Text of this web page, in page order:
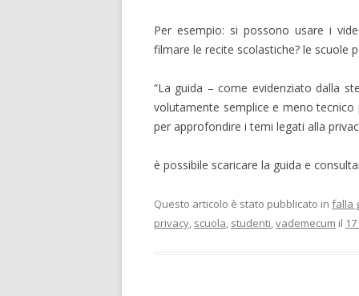
Per esempio: si possono usare i
filmare le recite scolastiche? le scuole
“La guida – come evidenziato dalla
volutamente semplice e meno
per approfondire i temi legati alla
è possibile scaricare la guida e
Questo articolo è stato pubblicato in falla
privacy, scuola, studenti,vademecum il